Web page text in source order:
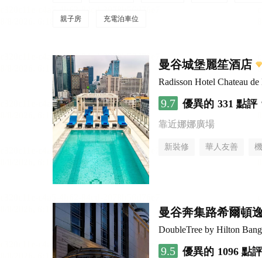
親子房 充電泊車位
曼谷城堡麗笙酒店
Radisson Hotel Chateau
9.7 優異的 331 點評
靠近娜娜廣場
新裝修 華人友善
曼谷奔集路希爾頓
DoubleTree by Hilton
9.5 優異的 1096 點評